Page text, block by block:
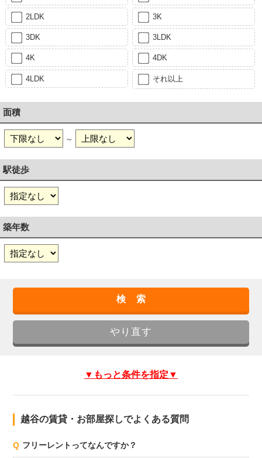
2LDK 3K
3DK 3LDK
4K 4DK
4LDK それ以上
面積
～
駅徒歩
築年数
▼もっと条件を指定▼
越谷の賃貸・お部屋探しでよくある質問
Q フリーレントってなんですか？